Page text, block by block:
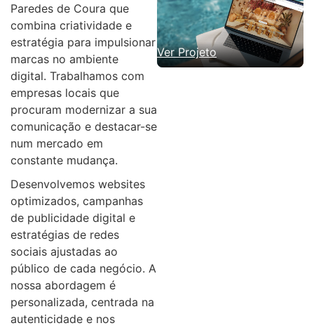
Paredes de Coura que
combina criatividade e
estratégia para impulsionar
marcas no ambiente
digital. Trabalhamos com
empresas locais que
procuram modernizar a sua
comunicação e destacar-se
num mercado em
constante mudança.
Desenvolvemos websites
optimizados, campanhas
de publicidade digital e
estratégias de redes
sociais ajustadas ao
público de cada negócio. A
nossa abordagem é
personalizada, centrada na
autenticidade e nos
Ver Projeto